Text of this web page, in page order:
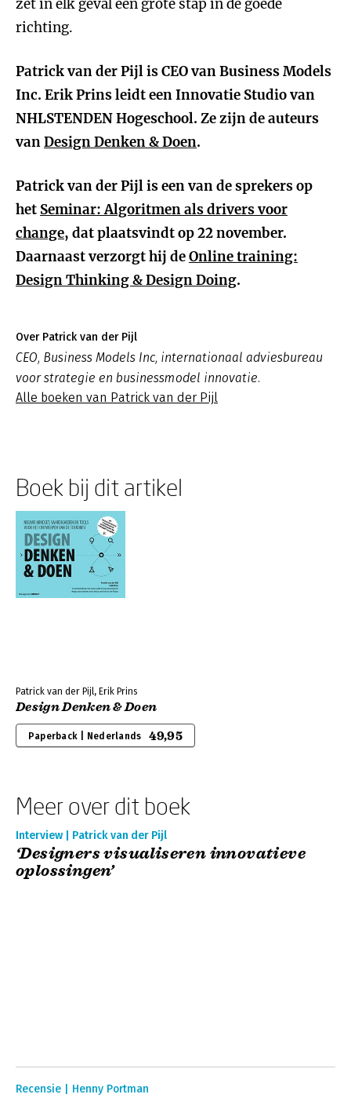
zet in elk geval een grote stap in de goede
richting.
Patrick van der Pijl is CEO van Business Models
Inc. Erik Prins leidt een Innovatie Studio van
NHLSTENDEN Hogeschool. Ze zijn de auteurs
vanDesign Denken & Doen.
Patrick van der Pijl is een van de sprekers op
het Seminar: Algoritmen als drivers voor
change, dat plaatsvindt op 22 november.
Daarnaast verzorgt hij deOnline training:
Design Thinking & Design Doing.
Over Patrick van der Pijl
CEO, Business Models Inc, internationaal adviesbureau
voor strategie en businessmodel innovatie.
Alle boeken van Patrick van der Pijl
Boek bij dit artikel
Patrick van der Pijl, Erik Prins
Design Denken & Doen
Paperback | Nederlands 49,95
Meer over dit boek
Interview | Patrick van der Pijl
‘Designers visualiseren innovatieve
oplossingen’
Recensie | Henny Portman